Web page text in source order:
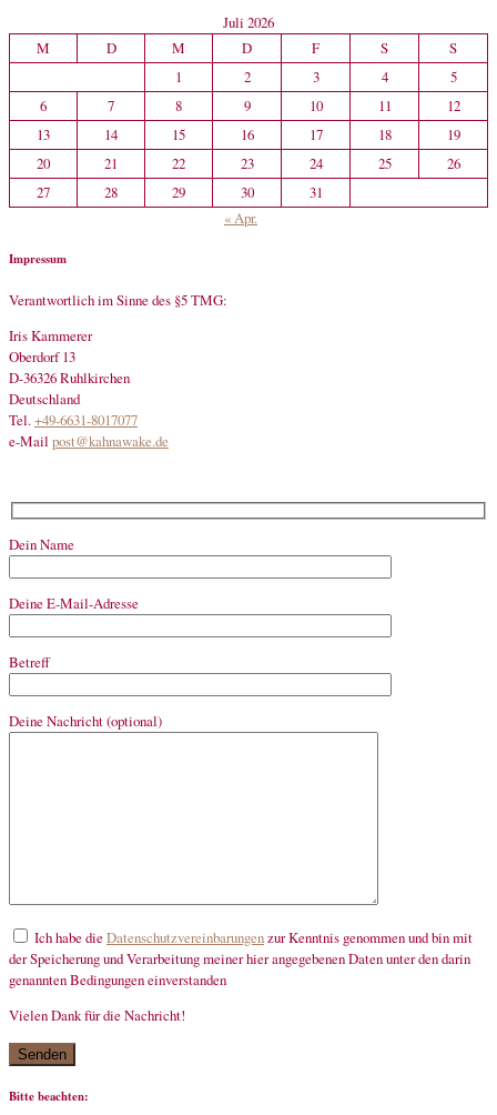
Juli 2026
M
D M D F S
S
1
2 3 4
5
6
7 8 9 10 11
12
13
14 15 16 17 18
19
20
21 22 23 24 25
26
27
28 29 30
31
« Apr.
Impressum
Verantwortlich im Sinne des §5 TMG:
Iris Kammerer
Oberdorf 13
D-36326 Ruhlkirchen
Deutschland
Tel.+49-6631-8017077
e-Mail post@kahnawake.de
Dein Name
Deine E-Mail-Adresse
Betreff
Deine Nachricht (optional)
Ich habe dieDatenschutzvereinbarungenzur Kenntnis genommen und bin mit
der Speicherung und Verarbeitung meiner hier angegebenen Daten unter den darin
genannten Bedingungen einverstanden
Vielen Dank für die Nachricht!
Bitte beachten: